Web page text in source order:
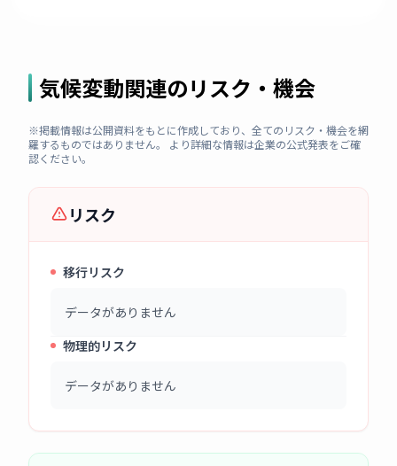
気候変動関連のリスク・機会
※掲載情報は公開資料をもとに作成しており、全てのリスク・機会を網
羅するものではありません。 より詳細な情報は企業の公式発表をご確
認ください。
リスク
移行リスク
データがありません
物理的リスク
データがありません